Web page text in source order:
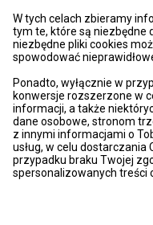
W tych celach zbieramy
tym te, które są niezbędne
niezbędne pliki cookies
spowodować
Ponadto, wyłącznie w
konwersje rozszerzone w
informacji, a także
dane osobowe, stronom
z innymi informacjami o
usług, w celu dostarczania
przypadku braku Twojej
spersonalizowanych treści